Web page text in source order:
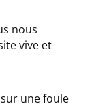
nous
vive et
une foule